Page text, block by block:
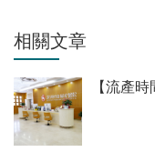
相關文章
【流產